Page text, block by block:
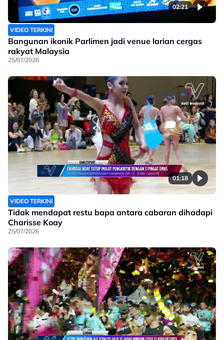
02:21
VIDEO TERKINI
Bangunan ikonik Parlimen jadi venue larian cergas
rakyat Malaysia
25/07/2026
01:18
VIDEO TERKINI
Tidak mendapat restu bapa antara cabaran dihadapi
Charisse Koay
25/07/2026